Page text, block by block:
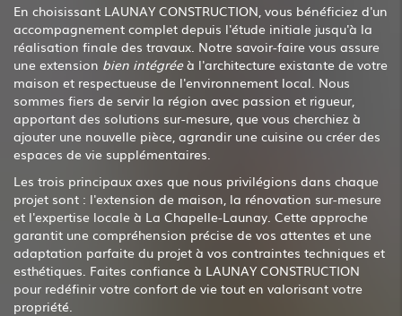
En choisissant LAUNAY CONSTRUCTION, vous bénéficiez d'un
accompagnement complet depuis l'étude initiale jusqu'à la
réalisation finale des travaux. Notre savoir-faire vous assure
une extension bien intégréeà l'architecture existante de votre
maison et respectueuse de l'environnement local. Nous
sommes fiers de servir la région avec passion et rigueur,
apportant des solutions sur-mesure, que vous cherchiez à
ajouter une nouvelle pièce, agrandir une cuisine ou créer des
espaces de vie supplémentaires.
Les trois principaux axes que nous privilégions dans chaque
projet sont : l'extension de maison, la rénovation sur-mesure
et l'expertise locale à La Chapelle-Launay. Cette approche
garantit une compréhension précise de vos attentes et une
adaptation parfaite du projet à vos contraintes techniques et
esthétiques. Faites confiance à LAUNAY CONSTRUCTION
pour redéfinir votre confort de vie tout en valorisant votre
propriété.